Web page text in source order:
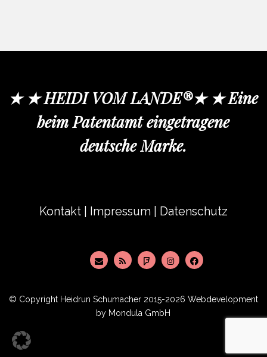
★ ★ HEIDI VOM LANDE®★ ★ Eine
beim Patentamt eingetragene
deutsche Marke.
Kontakt Impressum Datenschutz
© Copyright Heidrun Schumacher 2015-2026 Webdevelopment
by Mondula GmbH